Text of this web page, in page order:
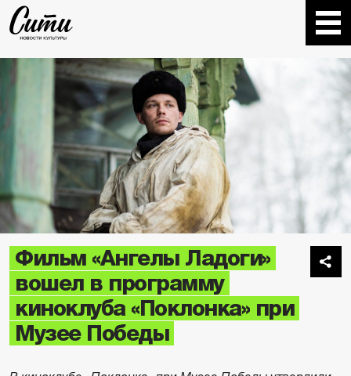
Фильм «Ангелы Ладоги»
вошел в программу
киноклуба «Поклонка» при
Музее Победы